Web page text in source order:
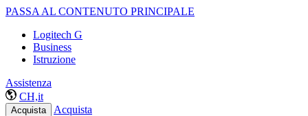
PASSA AL CONTENUTO PRINCIPALE
Logitech G
Business
Istruzione
Assistenza
CH,it
Acquista Acquista